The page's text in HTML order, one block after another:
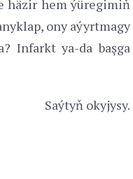
häzir hem ýüregimiň
ony aýyrtmagy
Infarkt ya-da başga
Saýtyň okyjysy.